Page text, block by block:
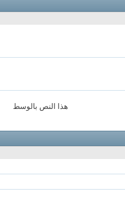
هذا النص بالوسط